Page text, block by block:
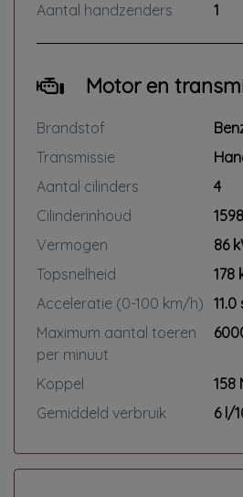
Aantal handzenders
1
Motor en
Brandstof
Transmissie
Aantal cilinders
4
Cilinderinhoud
Vermogen
86
Topsnelheid
178
Acceleratie (0-100 km/h)
Maximum aantal toeren
per minuut
Koppel
158
Gemiddeld verbruik
6 l/